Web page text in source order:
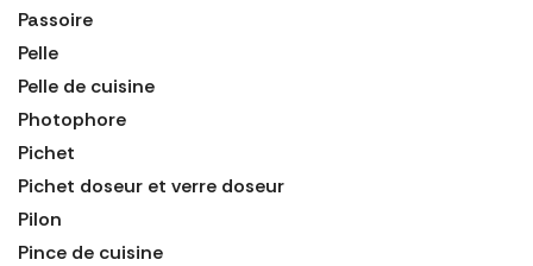
Passoire
Pelle
Pelle de cuisine
Photophore
Pichet
Pichet doseur et verre doseur
Pilon
Pince de cuisine